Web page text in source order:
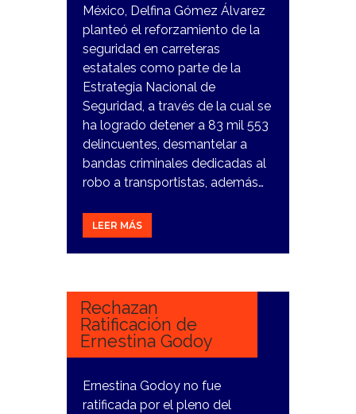
México, Delfina Gómez Álvarez
planteó el reforzamiento de la
seguridad en carreteras
estatales como parte de la
Estrategia Nacional de
Seguridad, a través de la cual se
ha logrado detener a 83 mil 553
delincuentes, desmantelar a
bandas criminales dedicadas al
robo a transportistas, además…
LEER MÁS
8
Rechazan
Ratificación de
Ernestina Godoy
Ernestina Godoy no fue
ratificada por el pleno del